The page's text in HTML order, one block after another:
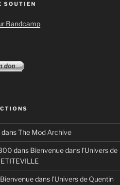
SOUTIEN
Bandcamp
dansThe Mod Archive
dans Bienvenue dans l’Univers de
Bienvenue dans l’Univers de Quentin